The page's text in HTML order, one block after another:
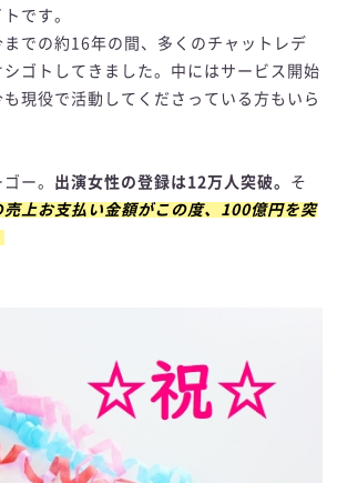
です。
での約16年の間、多くのチャットレデ
ゴトしてきました。中にはサービス開始
現役で活動してくださっている方もいら
ー。 出演女性の登録は12万人突破。 そ
売上お支払い金額がこの度、100億円を突